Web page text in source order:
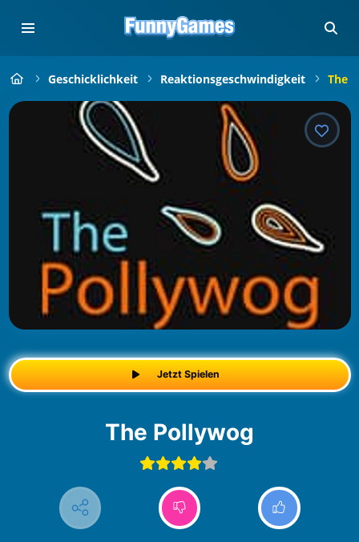
Geschicklichkeit Reaktionsgeschwindigkeit The
Jetzt Spielen
The Pollywog